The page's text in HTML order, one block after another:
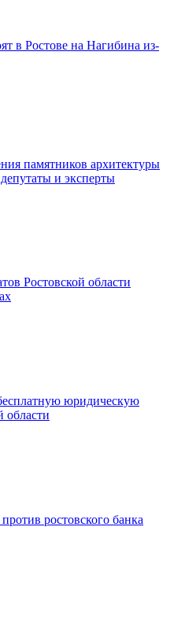
в Ростове на Нагибина из-
памятников архитектуры
и эксперты
Ростовской области
юридическую
области
ростовского банка